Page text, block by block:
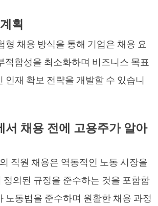
획
형 채용 방식을 통해 기업은 채용 요
적합성을 최소화하며 비즈니스 목표
인재 확보 전략을 개발할 수 있습니
서 채용 전에 고용주가 알아
직원 채용은 역동적인 노동 시장을
정의된 규정을 준수하는 것을 포함합
노동법을 준수하며 원활한 채용 과정